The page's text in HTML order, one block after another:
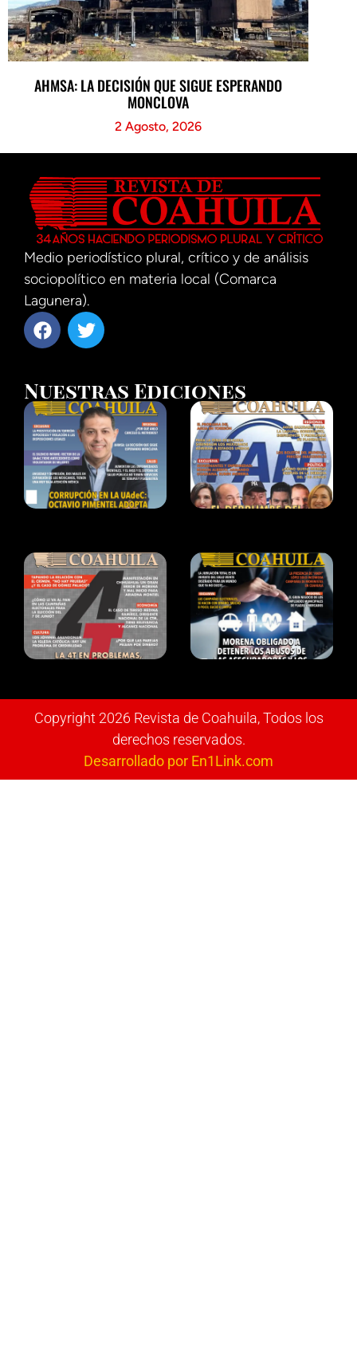
AHMSA: LA DECISIÓN QUE SIGUE ESPERANDO
MONCLOVA
2 Agosto, 2026
Medio periodístico plural, crítico y de análisis
sociopolítico en materia local (Comarca
Lagunera).
Nuestras Ediciones
Copyright 2026 Revista de Coahuila, Todos los
derechos reservados.
Desarrollado por En1Link.com